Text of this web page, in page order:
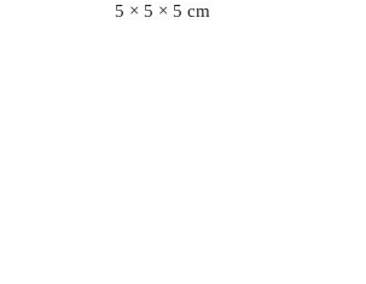
5 × 5 × 5 cm